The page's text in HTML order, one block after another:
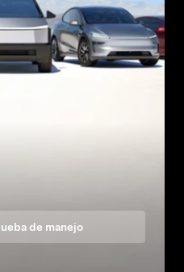
de manejo